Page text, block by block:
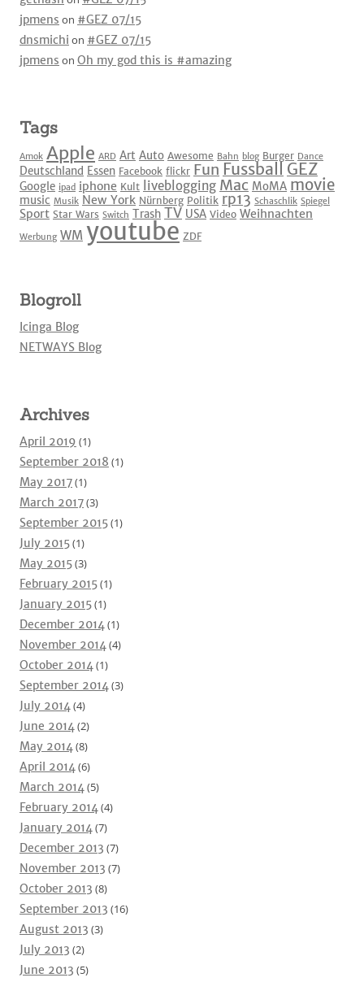
jpmens on #GEZ 07/15
dnsmichi on #GEZ 07/15
jpmens on Oh my god this is #amazing
Tags
Amok Apple ARD Art Auto Awesome Bahn blog Burger Dance
Deutschland Essen Facebook flickr Fun Fussball GEZ
Google ipad iphone Kult liveblogging Mac MoMA movie
music Musik New York Nürnberg Politik rp13 Schaschlik Spiegel
Sport Star Wars Switch Trash TV USA Video Weihnachten
Werbung WM youtube ZDF
Blogroll
Icinga Blog
NETWAYS Blog
Archives
April 2019 (1)
September 2018 (1)
May 2017(1)
March 2017(3)
September 2015(1)
July 2015(1)
May 2015(3)
February 2015(1)
January 2015(1)
December 2014(1)
November 2014(4)
October 2014(1)
September 2014(3)
July 2014(4)
June 2014(2)
May 2014(8)
April 2014(6)
March 2014(5)
February 2014(4)
January 2014(7)
December 2013 (7)
November 2013 (7)
October 2013 (8)
September 2013 (16)
August 2013 (3)
July 2013 (2)
June 2013 (5)